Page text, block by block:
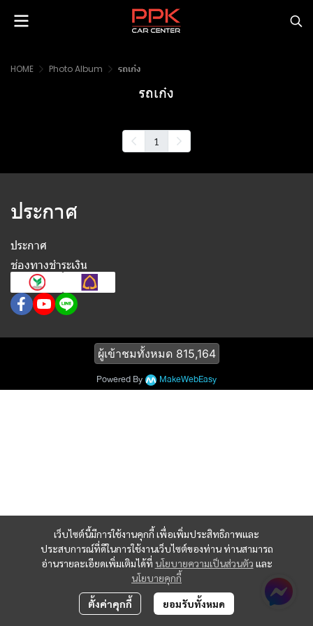
HOME Photo Album รถเก๋ง
รถเก๋ง
1
เว็บไซต์นี้มีการใช้งานคุกกี้ เพื่อเพิ่มประสิทธิภาพและ
ประสบการณ์ที่ดีในการใช้งานเว็บไซต์ของท่าน ท่านสามารถ
อ่านรายละเอียดเพิ่มเติมได้ที่ นโยบายความเป็นส่วนตัว และ
นโยบายคุกกี้
ตั้งค่าคุกกี้ ยอมรับทั้งหมด
ประกาศ
ประกาศ
ช่องทางชำระเงิน
ผู้เข้าชมทั้งหมด 815,164
Powered By MakeWebEasy